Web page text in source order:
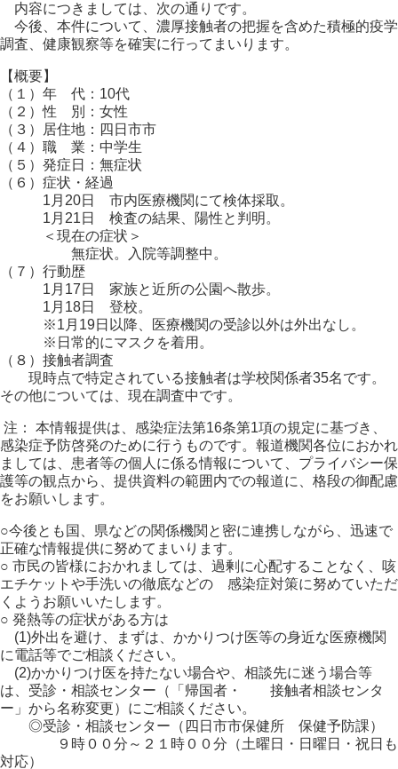
内容につきましては、次の通りです。
今後、本件について、濃厚接触者の把握を含めた積極的疫学
調査、健康観察等を確実に行ってまいります。
【概要】
（１）年 代：10代
（２）性 別：女性
（３）居住地：四日市市
（４）職 業：中学生
（５）発症日：無症状
（６）症状・経過
1月20日 市内医療機関にて検体採取。
1月21日 検査の結果、陽性と判明。
＜現在の症状＞
無症状。入院等調整中。
（７）行動歴
1月17日 家族と近所の公園へ散歩。
1月18日 登校。
※1月19日以降、医療機関の受診以外は外出なし。
※日常的にマスクを着用。
（８）接触者調査
現時点で特定されている接触者は学校関係者35名です。
その他については、現在調査中です。
注： 本情報提供は、感染症法第16条第1項の規定に基づき、
感染症予防啓発のために行うものです。報道機関各位におかれ
ましては、患者等の個人に係る情報について、プライバシー保
護等の観点から、提供資料の範囲内での報道に、格段の御配慮
をお願いします。
○今後とも国、県などの関係機関と密に連携しながら、迅速で
正確な情報提供に努めてまいります。
○ 市民の皆様におかれましては、過剰に心配することなく、咳
エチケットや手洗いの徹底などの 感染症対策に努めていただ
くようお願いいたします。
○ 発熱等の症状がある方は
(1)外出を避け、まずは、かかりつけ医等の身近な医療機関
に電話等でご相談ください。
(2)かかりつけ医を持たない場合や、相談先に迷う場合等
は、受診・相談センター（「帰国者・ 接触者相談センタ
ー」から名称変更）にご相談ください。
◎受診・相談センター（四日市市保健所 保健予防課）
９時００分～２１時００分（土曜日・日曜日・祝日も
対応）